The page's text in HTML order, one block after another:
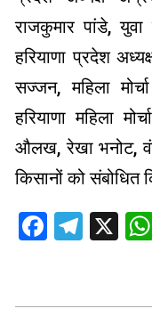
राजकुमार पांडे,
हरियाणा प्रदेश
सज्जन, महिला
हरियाणा महिला
औलख, रेखा भनोट,
किसानों को संबोधित
X